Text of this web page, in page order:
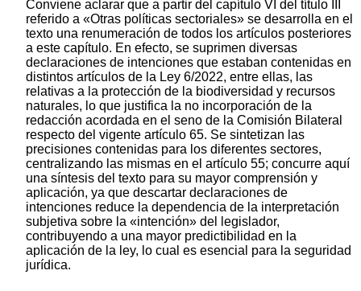
Conviene aclarar que a partir del capítulo VI del título III
referido a «Otras políticas sectoriales» se desarrolla en el
texto una renumeración de todos los artículos posteriores
a este capítulo. En efecto, se suprimen diversas
declaraciones de intenciones que estaban contenidas en
distintos artículos de la Ley 6/2022, entre ellas, las
relativas a la protección de la biodiversidad y recursos
naturales, lo que justifica la no incorporación de la
redacción acordada en el seno de la Comisión Bilateral
respecto del vigente artículo 65. Se sintetizan las
precisiones contenidas para los diferentes sectores,
centralizando las mismas en el artículo 55; concurre aquí
una síntesis del texto para su mayor comprensión y
aplicación, ya que descartar declaraciones de
intenciones reduce la dependencia de la interpretación
subjetiva sobre la «intención» del legislador,
contribuyendo a una mayor predictibilidad en la
aplicación de la ley, lo cual es esencial para la seguridad
jurídica.